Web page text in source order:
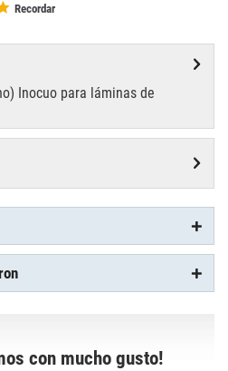
Recordar
Inocuo para láminas de
con mucho gusto!